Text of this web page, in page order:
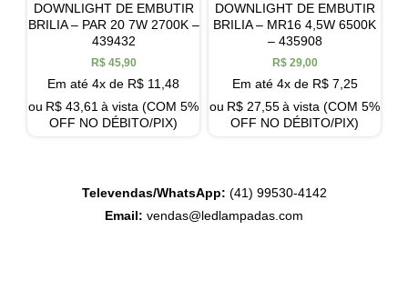
DOWNLIGHT DE EMBUTIR
BRILIA – PAR 20 7W 2700K –
439432
R$45,90
Em até 4x de R$ 11,48
ou R$ 43,61 à vista (COM 5%
OFF NO DÉBITO/PIX)
DOWNLIGHT DE EMBUTIR
BRILIA – MR16 4,5W 6500K
– 435908
R$29,00
Em até 4x de R$7,25
ou R$ 27,55à vista (COM 5%
OFF NO DÉBITO/PIX)
Televendas/WhatsApp: (41) 99530-4142
Email: vendas@ledlampadas.com